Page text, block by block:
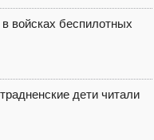
войсках беспилотных
дети читали